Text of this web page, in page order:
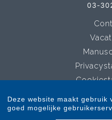
03-
Deze website maakt gebruik
goed mogelijke